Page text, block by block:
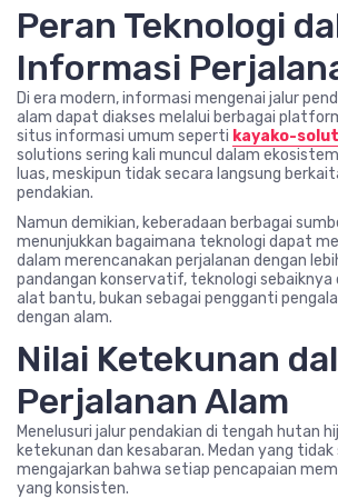
Peran Teknologi
Informasi
Di era modern, informasi mengenai jalur
alam dapat diakses melalui berbagai
situs informasi umum seperti kayako-
solutions sering kali muncul dalam
luas, meskipun tidak secara langsung
pendakian.
Namun demikian, keberadaan berbagai
menunjukkan bagaimana teknologi dapat
dalam merencanakan perjalanan dengan
pandangan konservatif, teknologi sebaiknya
alat bantu, bukan sebagai pengganti
dengan alam.
Nilai Ketekunan
Perjalanan Alam
Menelusuri jalur pendakian di tengah hutan
ketekunan dan kesabaran. Medan yang tidak
mengajarkan bahwa setiap pencapaian
yang konsisten.